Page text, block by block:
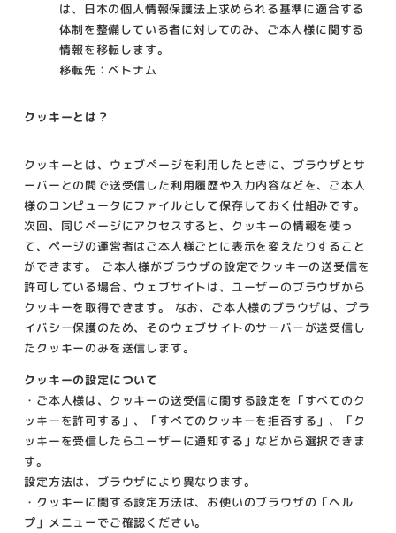
は、日本の個人情報保護法上求められる基準に適合する
体制を整備している者に対してのみ、ご本人様に関する
情報を移転します。
移転先：ベトナム
クッキーとは？
クッキーとは、ウェブページを利用したときに、ブラウザとサ
ーバーとの間で送受信した利用履歴や入力内容などを、ご本人
様のコンピュータにファイルとして保存しておく仕組みです。
次回、同じページにアクセスすると、クッキーの情報を使っ
て、ページの運営者はご本人様ごとに表示を変えたりすること
ができます。 ご本人様がブラウザの設定でクッキーの送受信を
許可している場合、ウェブサイトは、ユーザーのブラウザから
クッキーを取得できます。 なお、ご本人様のブラウザは、プラ
イバシー保護のため、そのウェブサイトのサーバーが送受信し
たクッキーのみを送信します。
クッキーの設定について
・ご本人様は、クッキーの送受信に関する設定を「すべてのク
ッキーを許可する」、「すべてのクッキーを拒否する」、「ク
ッキーを受信したらユーザーに通知する」などから選択できま
す。
設定方法は、ブラウザにより異なります。
・クッキーに関する設定方法は、お使いのブラウザの「ヘル
プ」メニューでご確認ください。